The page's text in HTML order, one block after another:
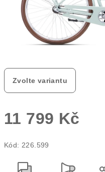
Zvolte variantu
11 799 Kč
cena:
Kód: 226.599